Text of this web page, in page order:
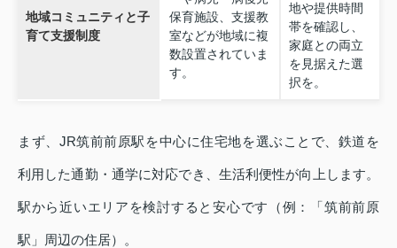
地域コミュニティと子
育て支援制度
保育施設、支援教
室などが地域に複
数設置されていま
す。
地や提供時間
帯を確認し、
家庭との両立
を見据えた選
択を。
まず、JR筑前前原駅を中心に住宅地を選ぶことで、鉄道を
利用した通勤・通学に対応でき、生活利便性が向上します。
駅から近いエリアを検討すると安心です（例：「筑前前原
駅」周辺の住居）。